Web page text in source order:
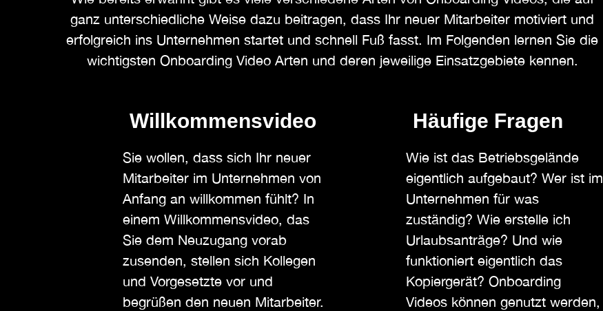
ganz unterschiedliche Weise dazu beitragen, dass Ihr neuer Mitarbeiter motiviert und
erfolgreich ins Unternehmen startet und schnell Fuß fasst. Im Folgenden lernen Sie die
wichtigsten Onboarding Video Arten und deren jeweilige Einsatzgebiete kennen.
Willkommensvideo
Sie wollen, dass sich Ihr neuer
Mitarbeiter im Unternehmen von
Anfang an willkommen fühlt? In
einem Willkommensvideo, das
Sie dem Neuzugang vorab
zusenden, stellen sich Kollegen
und Vorgesetzte vor und
begrüßen den neuen Mitarbeiter.
Häufige Fragen
Wie ist das Betriebsgelände
eigentlich aufgebaut? Wer ist im
Unternehmen für was
zuständig? Wie erstelle ich
Urlaubsanträge? Und wie
funktioniert eigentlich das
Kopiergerät? Onboarding
Videos können genutzt werden,